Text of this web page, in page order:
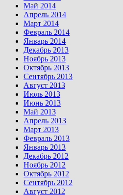
Май 2014
Апрель 2014
Март 2014
Февраль 2014
Январь 2014
Декабрь 2013
Ноябрь 2013
Октябрь 2013
Сентябрь 2013
Август 2013
Июль 2013
Июнь 2013
Май 2013
Апрель 2013
Март 2013
Февраль 2013
Январь 2013
Декабрь 2012
Ноябрь 2012
Октябрь 2012
Сентябрь 2012
Август 2012